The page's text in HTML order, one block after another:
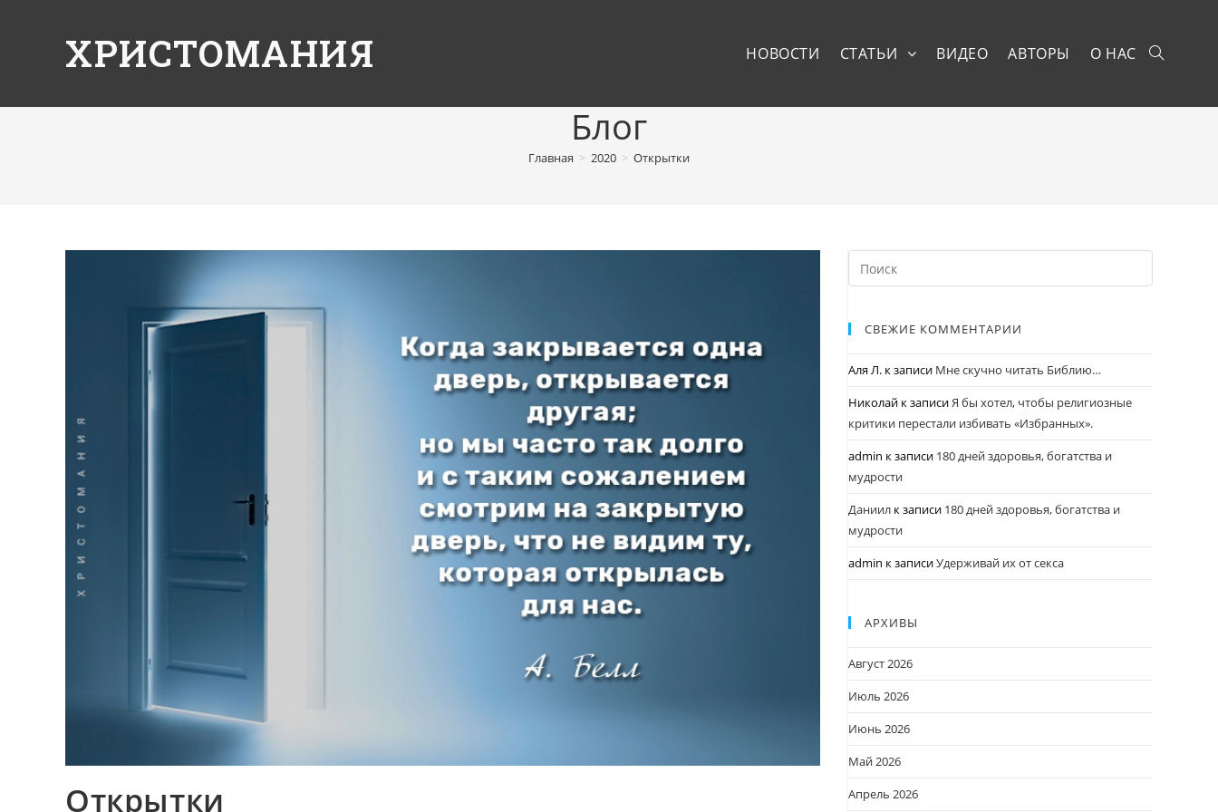
ХРИСТОМАНИЯ НОВОСТИ СТАТЬИ ВИДЕО АВТОРЫ О НАС
Блог
Главная > 2020 > Открытки
Открытки
СВЕЖИЕ КОММЕНТАРИИ
Аля Л. к записи Мне скучно читать Библию…
Николай к записиЯ бы хотел, чтобы религиозные
критики перестали избивать «Избранных».
admin к записи 180 дней здоровья, богатства и
мудрости
Даниил к записи 180 дней здоровья, богатства и
мудрости
admin к записиУдерживай их от секса
АРХИВЫ
Август 2026
Июль 2026
Июнь 2026
Май 2026
Апрель 2026